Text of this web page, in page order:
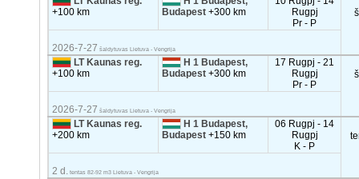
+100 km
Budapest+300 km
Rugpj
Pr - P
2026-7-27 šaldytuvas Lietuva - Vengrija
LT Kaunas reg.
+100 km
H 1 Budapest,
Budapest+300 km
17 Rugpj - 21
Rugpj
Pr - P
2026-7-27 šaldytuvas Lietuva - Vengrija
LT Kaunas reg.
+200 km
H 1 Budapest,
Budapest+150 km
06 Rugpj - 14
Rugpj
K - P
2 d. tentas 82-92 m3 Lietuva - Vengrija